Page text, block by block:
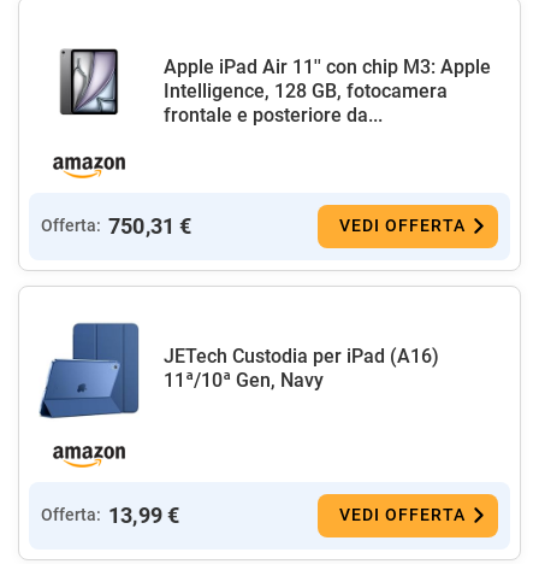
Apple iPad Air 11'' con chip M3: Apple
Intelligence, 128 GB, fotocamera
frontale e posteriore da...
Offerta: 750,31 € VEDI OFFERTA
JETech Custodia per iPad (A16)
11ª/10ª Gen, Navy
Offerta: 13,99 € VEDI OFFERTA